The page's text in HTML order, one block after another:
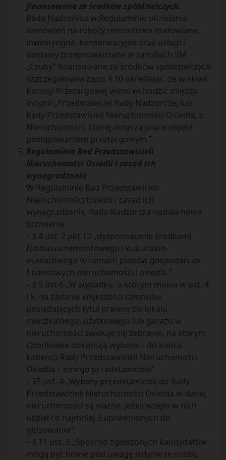
finansowane ze środków spółdzielczych.
Rada Nadzorcza w Regulaminie udzielania
zamówień na roboty remontowo-budowlane,
inwestycyjne, konserwacyjne oraz usługi i
dostawy przeprowadzane w zasobach SM
„Czuby” finansowane ze środków spółdzielczych
uszczegółowiła zapis § 10 określając, że w skład
Komisji Przetargowej winni wchodzić między
innymi „Przedstawiciel Rady Nadzorczej lub
Rady Przedstawicieli Nieruchomości Osiedla, z
Nieruchomości, której dotyczą prace objęte
postępowaniem przetargowym.”
Regulaminie Rad Przedstawicieli
Nieruchomości Osiedli i zasad ich
wynagradzania
W Regulaminie Rad Przedstawicieli
Nieruchomości Osiedli i zasad ich
wynagradzania, Rada Nadzorcza nadała nowe
brzmienie:
– § 4 ust. 2 pkt 12 „dysponowanie środkami
funduszu remontowego i kulturalno-
oświatowego w ramach planów gospodarczo-
finansowych nieruchomości i osiedla,”
– § 5 ust 6 „W wypadku, o którym mowa w ust. 4
i 5, na żądanie większości członków
posiadających tytuł prawny do lokalu
mieszkalnego, użytkowego lub garażu w
nieruchomości zwołuje się zebranie, na którym
członkowie dokonują wyboru – do końca
kadencji Rady Przedstawicieli Nieruchomości
Osiedla – innego przedstawiciela”
– §7 ust. 4 „Wybory przedstawicieli do Rady
Przedstawicieli Nieruchomości Osiedla w danej
nieruchomości są ważne, jeżeli wzięło w nich
udział co najmniej 3 uprawnionych do
głosowania”.
– § 11 ust. 3 „Spośród zgłoszonych kandydatów
mogą być brane pod uwagę jedynie te osoby,